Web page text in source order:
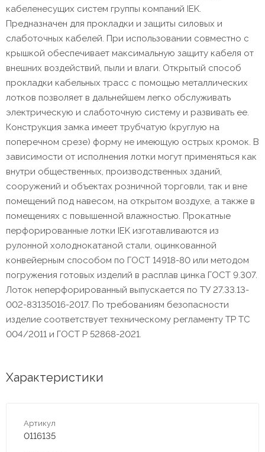
кабеленесущих систем группы компаний IEK.
Предназначен для прокладки и защиты силовых и
слаботочных кабелей. При использовании совместно с
крышкой обеспечивает максимальную защиту кабеля от
внешних воздействий, пыли и влаги. Открытый способ
прокладки кабельных трасс с помощью металлических
лотков позволяет в дальнейшем легко обслуживать
электрическую и слаботочную систему и развивать ее.
Конструкция замка имеет трубчатую (круглую на
поперечном срезе) форму не имеющую острых кромок. В
зависимости от исполнения лотки могут применяться как
внутри общественных, производственных зданий,
сооружений и объектах розничной торговли, так и вне
помещений под навесом, на открытом воздухе, а также в
помещениях с повышенной влажностью. Прокатные
перфорированные лотки IEK изготавливаются из
рулонной холоднокатаной стали, оцинкованной
конвейерным способом по ГОСТ 14918-80 или методом
погружения готовых изделий в расплав цинка ГОСТ 9.307.
Лоток неперфорированный выпускается по ТУ 27.33.13-
002-83135016-2017. По требованиям безопасности
изделие соответствует техническому регламенту ТР ТС
004/2011 и ГОСТ Р 52868-2021.
Характеристики
Артикул
0116135